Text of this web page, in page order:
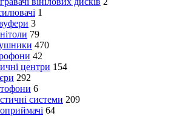
1
3
79
470
42
центри 154
292
6
системи 209
64